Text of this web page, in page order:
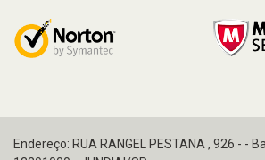
Endereço: RUA RANGEL PESTANA , 926 - -